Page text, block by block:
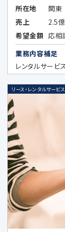
法令
合
当社
用目
個人
め秘
デー
より
工し
タ）
次条
する
その
者提
所在地
関東
売上
2.5
希望金額 応相
業務内容補足
レンタルサービス
リース・レンタルサービス